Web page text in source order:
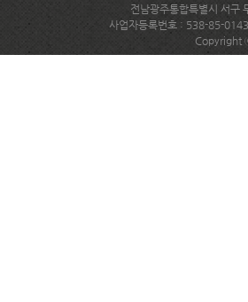
전남광주통합특별시 서
사업자등록번호 : 538-85-
Copyright